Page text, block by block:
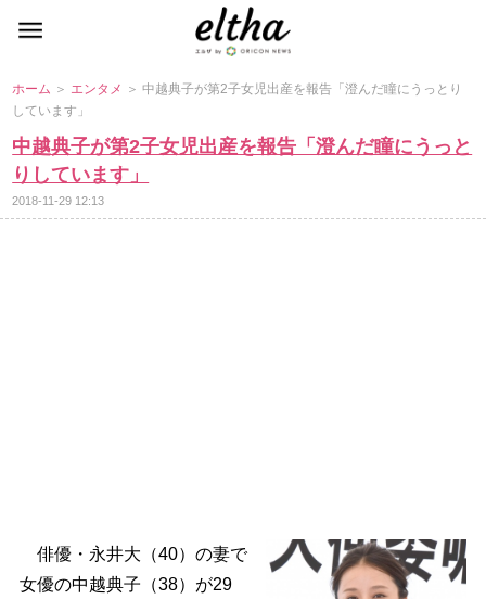
ホーム ＞ エンタメ ＞ 中越典子が第2子女児出産を報告「澄んだ瞳にうっとり
しています」
中越典子が第2子女児出産を報告「澄んだ瞳にうっと
りしています」
2018-11-29 12:13
俳優・永井大（40）の妻で
女優の中越典子（38）が29